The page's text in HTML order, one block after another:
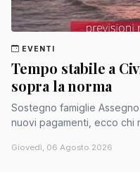
EVENTI
Tempo stabile a
sopra la norma
Sostegno famiglie
nuovi pagamenti, ecco chi
Giovedì, 06 Agosto 2026